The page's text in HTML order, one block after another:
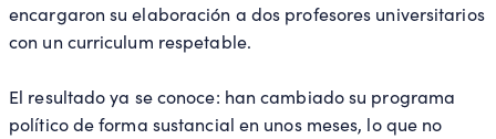
encargaron su elaboración a dos profesores universitarios
con un curriculum respetable.
El resultado ya se conoce: han cambiado su programa
político de forma sustancial en unos meses, lo que no